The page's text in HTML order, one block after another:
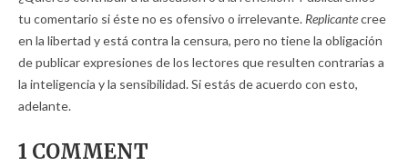
tu comentario si éste no es ofensivo o irrelevante. Replicantecree
en la libertad y está contra la censura, pero no tiene la obligación
de publicar expresiones de los lectores que resulten contrarias a
la inteligencia y la sensibilidad. Si estás de acuerdo con esto,
adelante.
1 COMMENT